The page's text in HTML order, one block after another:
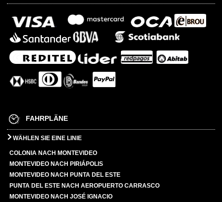
FAHRPLÄNE
WÄHLEN SIE EINE LINIE
COLONIA NACH MONTEVIDEO
MONTEVIDEO NACH PIRIÁPOLIS
MONTEVIDEO NACH PUNTA DEL ESTE
PUNTA DEL ESTE NACH AEROPUERTO CARRASCO
MONTEVIDEO NACH JOSÉ IGNACIO